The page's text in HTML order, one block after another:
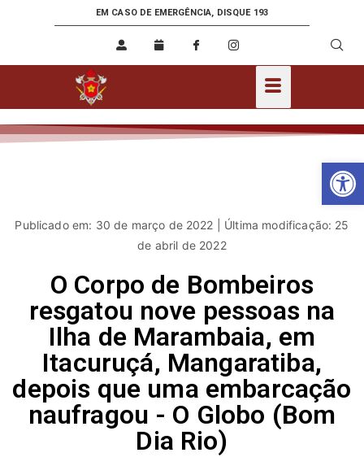
EM CASO DE EMERGÊNCIA, DISQUE 193
Publicado em: 30 de março de 2022 | Última modificação: 25
de abril de 2022
O Corpo de Bombeiros
resgatou nove pessoas na
Ilha de Marambaia, em
Itacuruçá, Mangaratiba,
depois que uma embarcação
naufragou - O Globo (Bom
Dia Rio)